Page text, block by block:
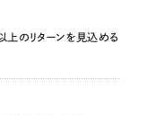
上のリターンを見込める